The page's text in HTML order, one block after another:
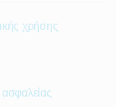
χρήσης